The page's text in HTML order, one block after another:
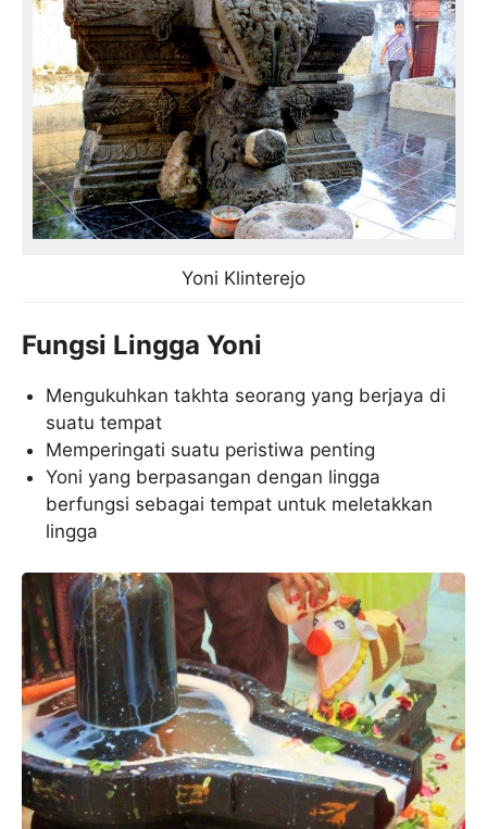
Yoni Klinterejo
Fungsi Lingga Yoni
Mengukuhkan takhta seorang yang berjaya di
suatu tempat
Memperingati suatu peristiwa penting
Yoni yang berpasangan dengan lingga
berfungsi sebagai tempat untuk meletakkan
lingga